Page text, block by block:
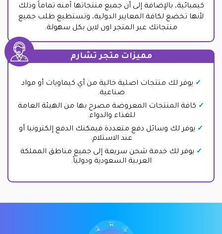
كيميائية، بالإضافة إلى أن جميع منتجاتها آمنه تماماً وذلك
لأنها تخضع لكافة المعايير الدولية، وتستطيع طلب جميع
منتجاتك عبر المتجر اون لاين بكل سهولة.
مميزات متجر تشارم
يوفر لك منتجات اصلية خالية من أي كيماويات أو مواد
صناعية.
كافة المنتجات المعروضة مصرح بها من الهيئة العامة
للغذاء والدواء.
يوفر لك وسائل دفع متعددة فيمكنك الدفع إلكترونيا أو
عند الاستلام.
يوفر لك خدمة شحن سريعة إلى جميع مناطق المملكة
العربية السعودية ودولياً.